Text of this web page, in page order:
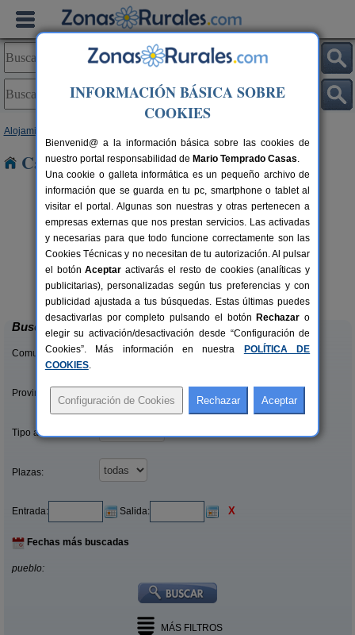
Alojamientos
Casas Rurales cerca de Oto
7+2 pers.
desde40 €
Mirador de La Herradura
Embún (Huesca)
Buscar
Comunidades:
Provincias/Islas:
Tipo alquiler:
Plazas:
Entrada: Salida: X
Fechas más buscadas
pueblo:
MÁS FILTROS
INFORMACIÓN BÁSICA SOBRE
COOKIES
Bienvenid@ a la información básica sobre las cookies de
nuestro portal responsabilidad de Mario Temprado Casas.
Una cookie o galleta informática es un pequeño archivo de
información que se guarda en tu pc, smartphone o tablet al
visitar el portal. Algunas son nuestras y otras pertenecen a
empresas externas que nos prestan servicios. Las activadas
y necesarias para que todo funcione correctamente son las
Cookies Técnicas y no necesitan de tu autorización. Al pulsar
el botónAceptar activarás el resto de cookies (analíticas y
publicitarias), personalizadas según tus preferencias y con
publicidad ajustada a tus búsquedas. Estas últimas puedes
desactivarlas por completo pulsando el botón Rechazar o
elegir su activación/desactivación desde “Configuración de
Cookies”. Más información en nuestra
POLÍTICA DE
COOKIES.